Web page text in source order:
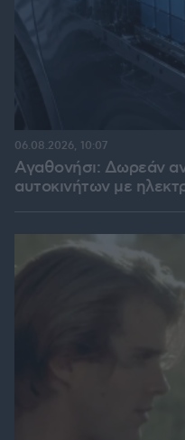
Αγαθονήσι: Δωρεάν
αυτοκινήτων με
06.08.2026, 10:07